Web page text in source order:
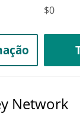
$0
Network